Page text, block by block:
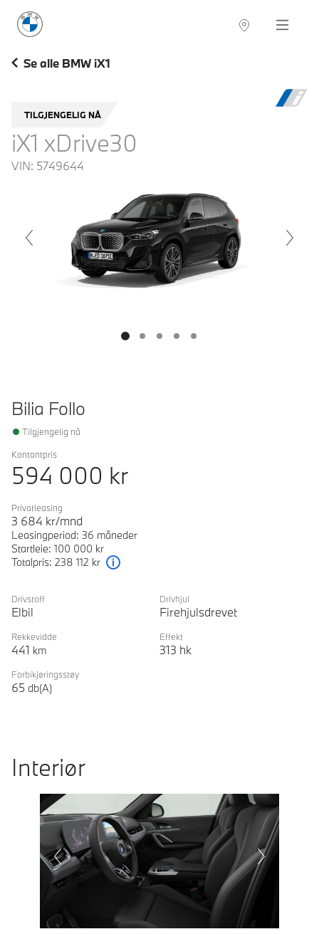
BMW Norge Navigation
Se alle BMW iX1
TILGJENGELIG NÅ
iX1 xDrive30
VIN: 5749644
Bilia Follo
Tilgjengelig nå
Kontantpris
594 000 kr
Privatleasing
3 684 kr/mnd
Leasingperiod: 36 måneder
Startleie: 100 000 kr
Totalpris: 238 112 kr
Drivstoff
Elbil
Drivhjul
Firehjulsdrevet
Rekkevidde
441 km
Effekt
313 hk
Forbikjøringsstøy
65 db(A)
Interiør
Next